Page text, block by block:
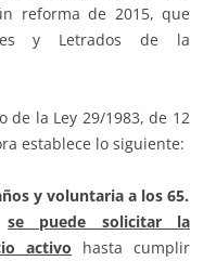
reforma de 2015, que
y Letrados de la
de la Ley 29/1983, de 12
establece lo siguiente:
y voluntaria a los 65.
se puede solicitar la
activo hasta cumplir